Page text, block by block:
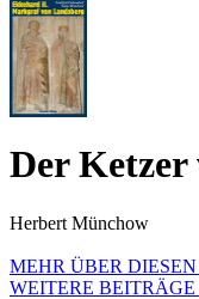
Der
Herbert Münchow
MEHR ÜBER
WEITERE BEITRÄGE